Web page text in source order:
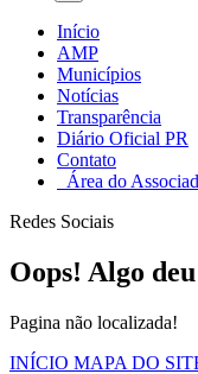
Início
AMP
Municípios
Notícias
Transparência
Diário Oficial PR
Contato
Área do
Redes Sociais
Oops! Algo
Pagina não localizada!
INÍCIO MAPA DO